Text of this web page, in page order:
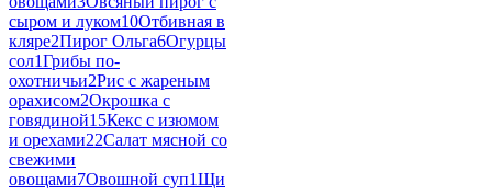
сыром и луком10Отбивная в
кляре2Пирог Ольга6Огурцы
сол1Грибы по-
охотничьи2Рис с жареным
орахисом2Окрошка с
говядиной15Кекс с изюмом
и орехами22Салат мясной со
свежими
овощами7Овошной суп1Щи